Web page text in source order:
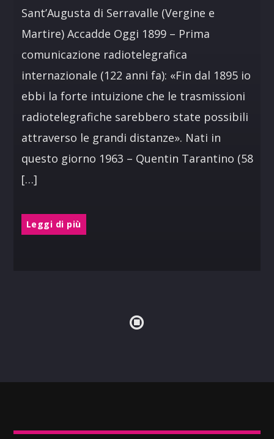
Sant’Augusta di Serravalle (Vergine e
Martire) Accadde Oggi 1899 – Prima
comunicazione radiotelegrafica
internazionale (122 anni fa): «Fin dal 1895 io
ebbi la forte intuizione che le trasmissioni
radiotelegrafiche sarebbero state possibili
attraverso le grandi distanze». Nati in
questo giorno 1963 – Quentin Tarantino (58
[…]
Leggi di più